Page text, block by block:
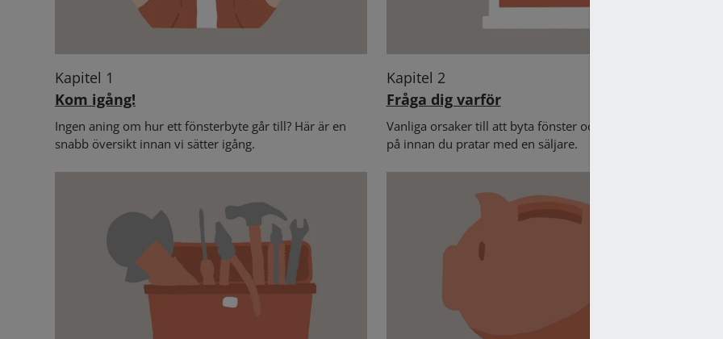
Kapitel 1
Kom igång!
Ingen aning om hur ett fönsterbyte går till? Här är en
snabb översikt innan vi sätter igång.
Kapitel 2
Fråga dig varför
Vanliga orsaker till att byta fönster och frågor att tänka
på innan du pratar med en säljare.